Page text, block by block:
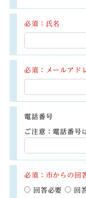
必須：氏名
必須：メールアド
電話番号
ご注意：電話番号
必須：市からの回
回答必要 回